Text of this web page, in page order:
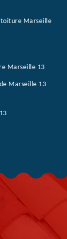
toiture Marseille
Marseille 13
Marseille 13